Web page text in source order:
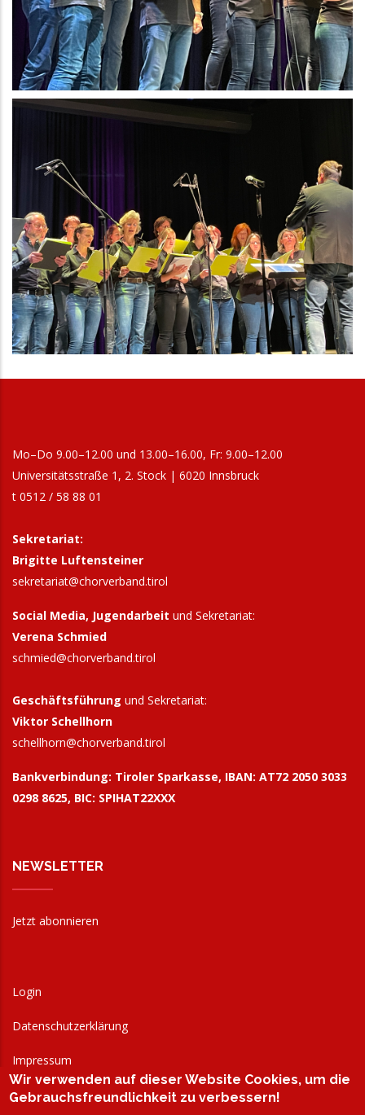
Mo–Do 9.00–12.00 und 13.00–16.00, Fr: 9.00–12.00
Universitätsstraße 1, 2. Stock | 6020 Innsbruck
t 0512 / 58 88 01
Sekretariat:
Brigitte Luftensteiner
sekretariat@chorverband.tirol
Social Media, Jugendarbeit und Sekretariat:
Verena Schmied
schmied@chorverband.tirol
Geschäftsführung und Sekretariat:
Viktor Schellhorn
schellhorn@chorverband.tirol
Bankverbindung: Tiroler Sparkasse, IBAN: AT72 2050 3033
0298 8625, BIC: SPIHAT22XXX
NEWSLETTER
Jetzt abonnieren
Login
Datenschutzerklärung
Impressum
AGB
Wir verwenden auf dieser Website Cookies, um die
Gebrauchsfreundlichkeit zu verbessern!